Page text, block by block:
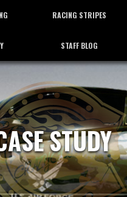
グ
RACING STRIPES
レーシングストライプ
STAFF BLOG
STUDY